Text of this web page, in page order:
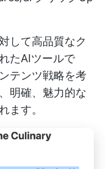
して高品質なク
たAIツールで
テンツ戦略を考
明確、魅力的な
ます。